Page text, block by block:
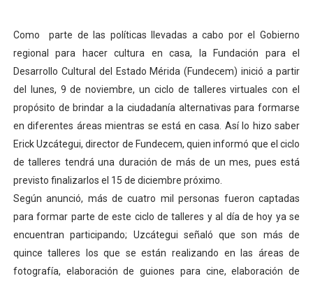
Entregan planta eléctrica para fortalecer la atención
Expertos inspeccionan espacios del OAN para la
Dictan MasterClass en el marco del Encuentro LAGO
Campo Elías avanza con plan de asfaltado
Encuentro estadal fortalece la coordinación de
Gobernador Arnaldo Sánchez apadrina a más de 993
Plan Quirúrgico Regional llega a Pueblo Llano con la
Como parte de las políticas llevadas a cabo por el Gobierno
regional para hacer cultura en casa, la Fundación para el
Desarrollo Cultural del Estado Mérida (Fundecem) inició a partir
del lunes, 9 de noviembre, un ciclo de talleres virtuales con el
propósito de brindar a la ciudadanía alternativas para formarse
en diferentes áreas mientras se está en casa. Así lo hizo saber
Erick Uzcátegui, director de Fundecem, quien informó que el ciclo
de talleres tendrá una duración de más de un mes, pues está
previsto finalizarlos el 15 de diciembre próximo.
Según anunció, más de cuatro mil personas fueron captadas
para formar parte de este ciclo de talleres y al día de hoy ya se
encuentran participando; Uzcátegui señaló que son más de
quince talleres los que se están realizando en las áreas de
fotografía, elaboración de guiones para cine, elaboración de